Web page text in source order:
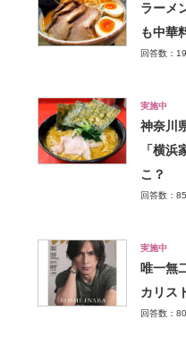
ラーメ
も中華
回答数：
実施中
神奈川
「横
こ？
回答数：
実施中
唯一無
カリス
回答数：